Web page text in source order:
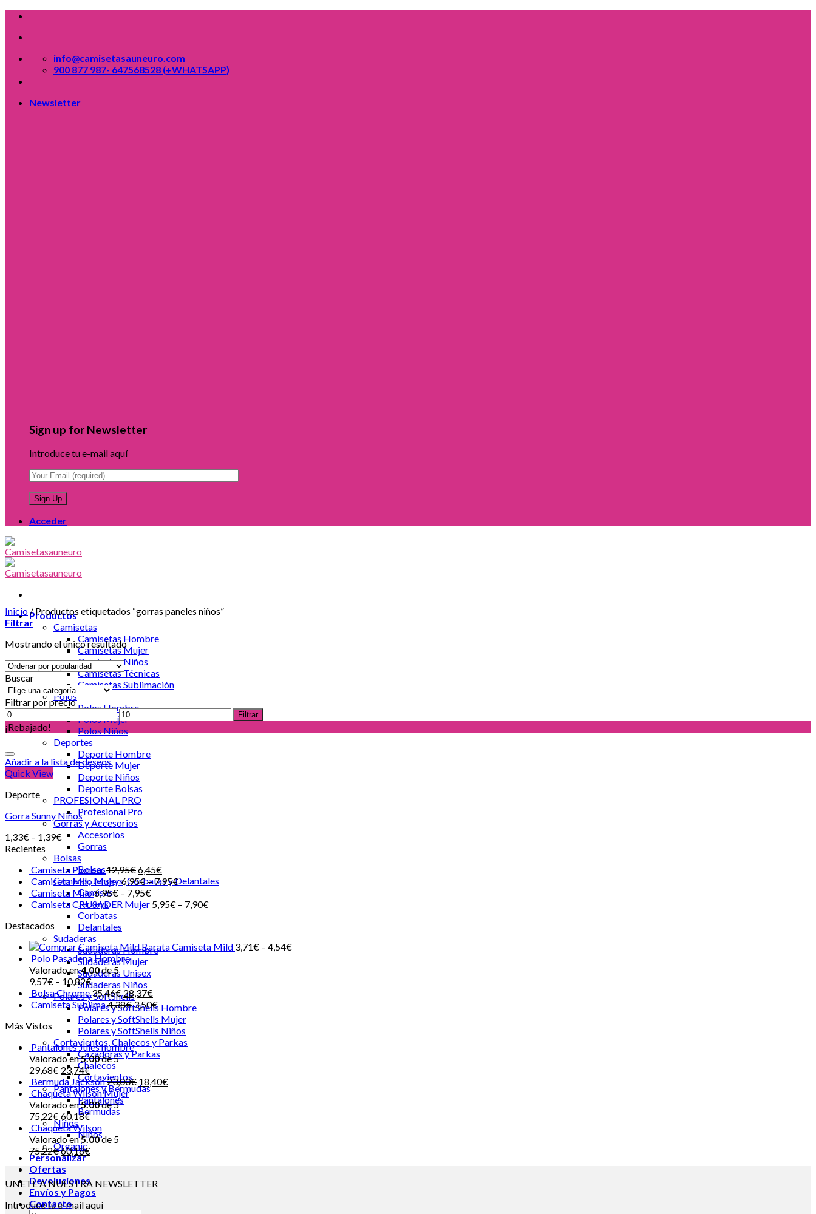
Skip
content
info@camisetasauneuro.com
900 877 987- 647568528 (+WHATSAPP)
Newsletter
Sign up for Newsletter
Introduce tu e-mail aquí
Acceder
Productos
Camisetas
Camisetas Hombre
Camisetas Mujer
Camisetas Niños
Camisetas Técnicas
Camisetas Sublimación
Polos
Polos Hombre
Polos Mujer
Polos Niños
Deportes
Deporte Hombre
Deporte Mujer
Deporte Niños
Deporte Bolsas
PROFESIONAL PRO
Profesional Pro
Gorras y Accesorios
Accesorios
Gorras
Bolsas
Bolsas
Camisas, Jerseys, Corbatas y Delantales
Camisas
Jerseys
Corbatas
Delantales
Sudaderas
Sudaderas Hombre
Sudaderas Mujer
Sudaderas Unisex
Sudaderas Niños
Polares y SoftShells
Polares y SoftShells Hombre
Polares y SoftShells Mujer
Polares y SoftShells Niños
Cortavientos, Chalecos y Parkas
Cazadoras y Parkas
Chalecos
Cortavientos
Pantalones y Bermudas
Pantalones
Bermudas
Niños
Niños
Organic
Personalizar
Ofertas
Devoluciones
Envíos y Pagos
Contacto
Inicio/Productos etiquetados “gorras paneles niños”
Filtrar
Mostrando el único resultado
Buscar
Filtrar por precio
Precio
mínimo
Precio
máximo
Filtrar
¡Rebajado!
Añadir a la lista de deseos
Quick View
Deporte
Gorra Sunny Niños
1,33€ – 1,39€
Recientes
Camiseta Pioneer12,95€6,45€
Camiseta Milo Mujer6,95€–7,95€
Camiseta Milo6,95€ – 7,95€
Camiseta CRUSADER Mujer 5,95€ – 7,90€
Destacados
Camiseta Mild 3,71€ – 4,54€
Polo Pasadena Hombre
Valorado en4.00de 5
9,57€ – 10,82€
Bolsa Chrome35,46€28,37€
Camiseta Sublima4,38€3,50€
Más Vistos
Pantalones Jules hombre
Valorado en5.00de 5
29,68€ 23,74€
Bermuda Jackson23,00€ 18,40€
Chaqueta Wilson Mujer
Valorado en5.00de 5
75,22€60,18€
Chaqueta Wilson
Valorado en5.00de 5
75,22€60,18€
UNETE A NUESTRA NEWSLETTER
Introduce tu e-mail aquí